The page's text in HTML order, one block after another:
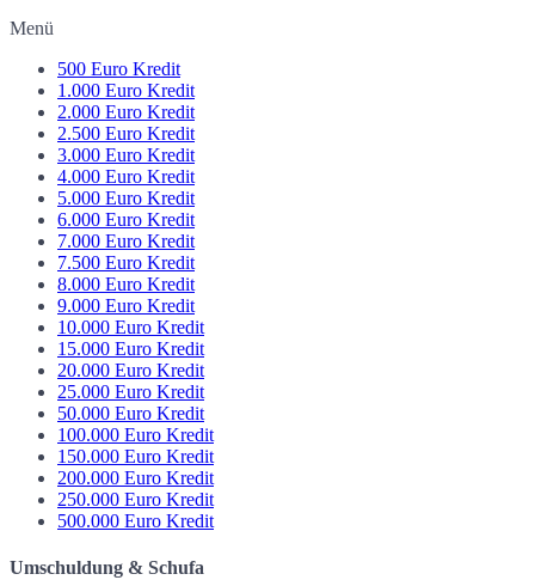
Menü
500 Euro Kredit
1.000 Euro Kredit
2.000 Euro Kredit
2.500 Euro Kredit
3.000 Euro Kredit
4.000 Euro Kredit
5.000 Euro Kredit
6.000 Euro Kredit
7.000 Euro Kredit
7.500 Euro Kredit
8.000 Euro Kredit
9.000 Euro Kredit
10.000 Euro Kredit
15.000 Euro Kredit
20.000 Euro Kredit
25.000 Euro Kredit
50.000 Euro Kredit
100.000 Euro Kredit
150.000 Euro Kredit
200.000 Euro Kredit
250.000 Euro Kredit
500.000 Euro Kredit
Umschuldung & Schufa